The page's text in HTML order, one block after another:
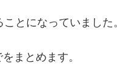
とになっていました
まとめます。